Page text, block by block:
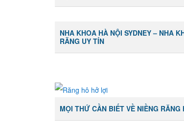
NHA KHOA HÀ NỘI SYDNEY – NHA
RĂNG UY TÍN
MỌI THỨ CẦN BIẾT VỀ NIỀNG RĂNG